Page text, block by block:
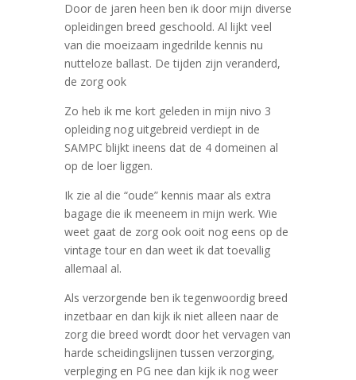
Door de jaren heen ben ik door mijn diverse
opleidingen breed geschoold. Al lijkt veel
van die moeizaam ingedrilde kennis nu
nutteloze ballast. De tijden zijn veranderd,
de zorg ook
Zo heb ik me kort geleden in mijn nivo 3
opleiding nog uitgebreid verdiept in de
SAMPC blijkt ineens dat de 4 domeinen al
op de loer liggen.
Ik zie al die “oude” kennis maar als extra
bagage die ik meeneem in mijn werk. Wie
weet gaat de zorg ook ooit nog eens op de
vintage tour en dan weet ik dat toevallig
allemaal al.
Als verzorgende ben ik tegenwoordig breed
inzetbaar en dan kijk ik niet alleen naar de
zorg die breed wordt door het vervagen van
harde scheidingslijnen tussen verzorging,
verpleging en PG nee dan kijk ik nog weer